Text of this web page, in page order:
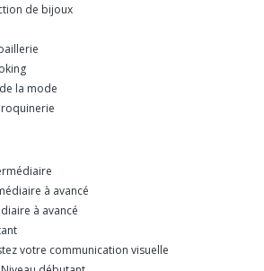
de bijoux
la mode
à avancé
à avancé
votre communication visuelle